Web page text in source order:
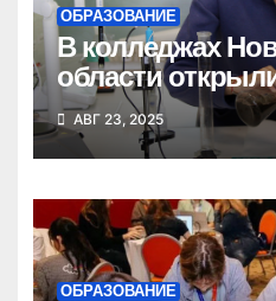
ОБРАЗОВАНИЕ
В колледжах
области
новых
АВГ 23, 2025
ОБРАЗОВАНИЕ